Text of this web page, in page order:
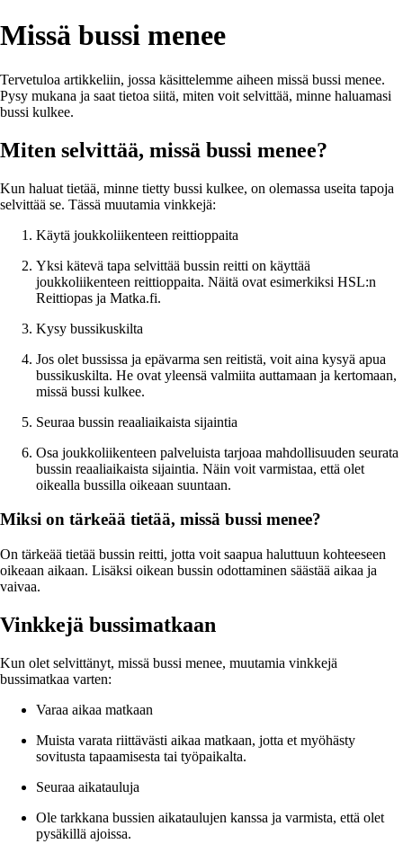
Missä bussi menee
Tervetuloa artikkeliin, jossa käsittelemme aiheen missä bussi menee.
Pysy mukana ja saat tietoa siitä, miten voit selvittää, minne haluamasi
bussi kulkee.
Miten selvittää, missä bussi menee?
Kun haluat tietää, minne tietty bussi kulkee, on olemassa useita tapoja
selvittää se. Tässä muutamia vinkkejä:
Käytä joukkoliikenteen reittioppaita
Yksi kätevä tapa selvittää bussin reitti on käyttää
joukkoliikenteen reittioppaita. Näitä ovat esimerkiksi HSL:n
Reittiopas ja Matka.fi.
Kysy bussikuskilta
Jos olet bussissa ja epävarma sen reitistä, voit aina kysyä apua
bussikuskilta. He ovat yleensä valmiita auttamaan ja kertomaan,
missä bussi kulkee.
Seuraa bussin reaaliaikaista sijaintia
Osa joukkoliikenteen palveluista tarjoaa mahdollisuuden seurata
bussin reaaliaikaista sijaintia. Näin voit varmistaa, että olet
oikealla bussilla oikeaan suuntaan.
Miksi on tärkeää tietää, missä bussi menee?
On tärkeää tietää bussin reitti, jotta voit saapua haluttuun kohteeseen
oikeaan aikaan. Lisäksi oikean bussin odottaminen säästää aikaa ja
vaivaa.
Vinkkejä bussimatkaan
Kun olet selvittänyt, missä bussi menee, muutamia vinkkejä
bussimatkaa varten:
Varaa aikaa matkaan
Muista varata riittävästi aikaa matkaan, jotta et myöhästy
sovitusta tapaamisesta tai työpaikalta.
Seuraa aikatauluja
Ole tarkkana bussien aikataulujen kanssa ja varmista, että olet
pysäkillä ajoissa.